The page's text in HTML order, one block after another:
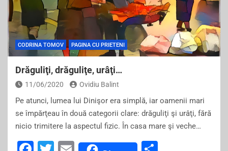
k
CODRINA TOMOV PAGINA CU PRIETENI
Drăguliţi, drăguliţe, urâţi…
11/06/2020 Ovidiu Balint
Pe atunci, lumea lui Dinişor era simplă, iar oamenii mari
se împărţeau în două categorii clare: drăguliţi şi urâţi, fără
nicio trimitere la aspectul fizic. În casa mare şi veche…